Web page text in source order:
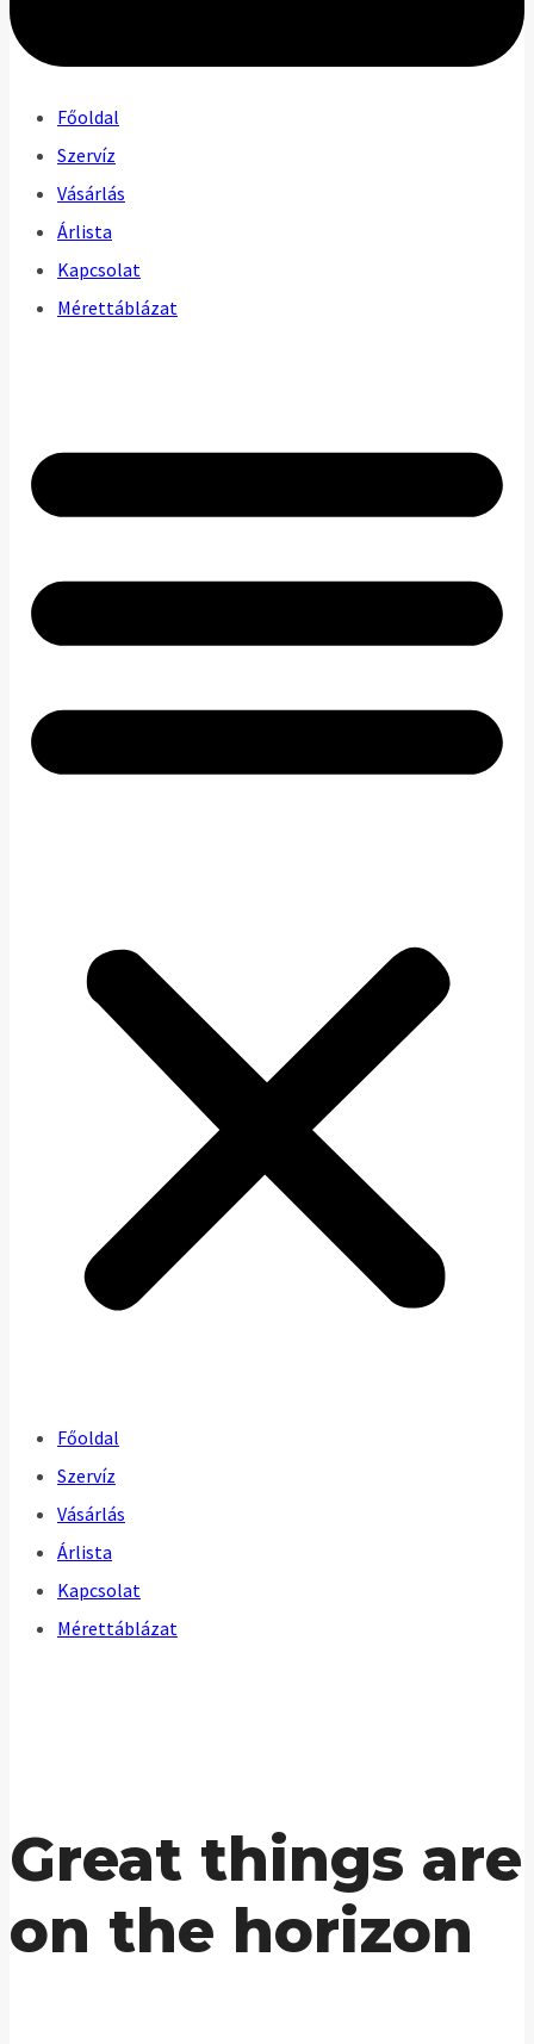
Főoldal
Szervíz
Vásárlás
Árlista
Kapcsolat
Mérettáblázat
Főoldal
Szervíz
Vásárlás
Árlista
Kapcsolat
Mérettáblázat
Great things are
on the horizon